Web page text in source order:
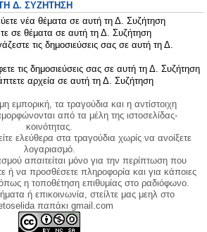
Δ. ΣΥΖΉΤΗΣΗ
νέα θέματα σε αυτή τη Δ. Συζήτηση
σε θέματα σε αυτή τη Δ. Συζήτηση
τις δημοσιεύσεις σας σε αυτή τη Δ.
τις δημοσιεύσεις σας σε αυτή τη Δ. Συζήτηση
αρχεία σε αυτή τη Δ. Συζήτηση
εμπορική, τα τραγούδια και η αντίστοιχη
από τα μέλη της ιστοσελίδας-
κοινότητας.
ελεύθερα στα τραγούδια χωρίς να ανοίξετε
λογαριασμό.
απαιτείται μόνο για την περίπτωση που
ή να προσθέσετε πληροφορία και για κάποιες
η τοποθέτηση επιθυμίας στο ραδιόφωνο.
ή επικοινωνία, στείλτε μας μεηλ στο
παπάκι gmail.com